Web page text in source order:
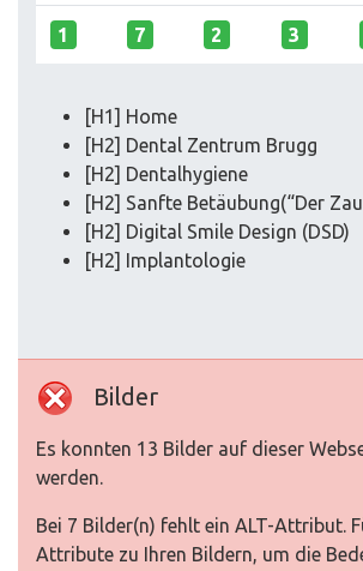
1 7 2 3
[H1] Home
[H2] Dental Zentrum Brugg
[H2] Dentalhygiene
[H2] Sanfte Betäubung(“Der
[H2] Digital Smile Design (DSD)
[H2] Implantologie
Bilder
Es konnten 13 Bilder auf dieser
werden.
Bei 7 Bilder(n) fehlt ein ALT-Attribut.
Attribute zu Ihren Bildern, um die